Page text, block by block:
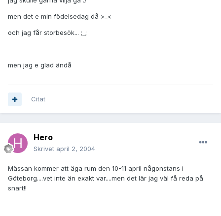
men det e min födelsedag då >_<
och jag får storbesök... ;_;
men jag e glad ändå
Citat
Hero
Skrivet april 2, 2004
Mässan kommer att äga rum den 10-11 april någonstans i
Göteborg....vet inte än exakt var....men det lär jag väl få reda på
snart!!